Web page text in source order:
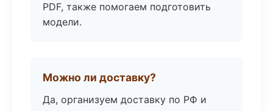
PDF, также помогаем подготовить
модели.
Можно ли доставку?
Да, организуем доставку по РФ и